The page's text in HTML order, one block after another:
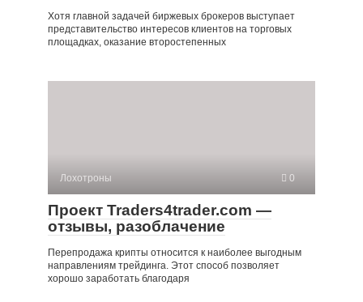
Хотя главной задачей биржевых брокеров выступает
представительство интересов клиентов на торговых
площадках, оказание второстепенных
Лохотроны 0
Проект Traders4trader.com —
отзывы, разоблачение
Перепродажа крипты относится к наиболее выгодным
направлениям трейдинга. Этот способ позволяет
хорошо заработать благодаря